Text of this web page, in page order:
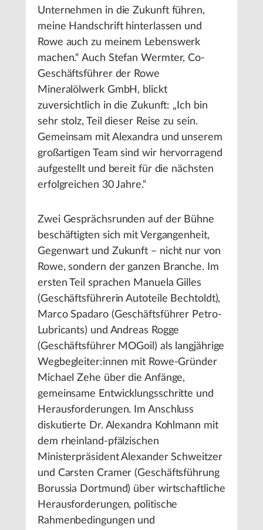
Unternehmen in die Zukunft führen,
meine Handschrift hinterlassen und
Rowe auch zu meinem Lebenswerk
machen.“ Auch Stefan Wermter, Co-
Geschäftsführer der Rowe
Mineralölwerk GmbH, blickt
zuversichtlich in die Zukunft: „Ich bin
sehr stolz, Teil dieser Reise zu sein.
Gemeinsam mit Alexandra und unserem
großartigen Team sind wir hervorragend
aufgestellt und bereit für die nächsten
erfolgreichen 30 Jahre.“
Zwei Gesprächsrunden auf der Bühne
beschäftigten sich mit Vergangenheit,
Gegenwart und Zukunft – nicht nur von
Rowe, sondern der ganzen Branche. Im
ersten Teil sprachen Manuela Gilles
(Geschäftsführerin Autoteile Bechtoldt),
Marco Spadaro (Geschäftsführer Petro-
Lubricants) und Andreas Rogge
(Geschäftsführer MOGoil) als langjährige
Wegbegleiter:innen mit Rowe-Gründer
Michael Zehe über die Anfänge,
gemeinsame Entwicklungsschritte und
Herausforderungen. Im Anschluss
diskutierte Dr. Alexandra Kohlmann mit
dem rheinland-pfälzischen
Ministerpräsident Alexander Schweitzer
und Carsten Cramer (Geschäftsführung
Borussia Dortmund) über wirtschaftliche
Herausforderungen, politische
Rahmenbedingungen und